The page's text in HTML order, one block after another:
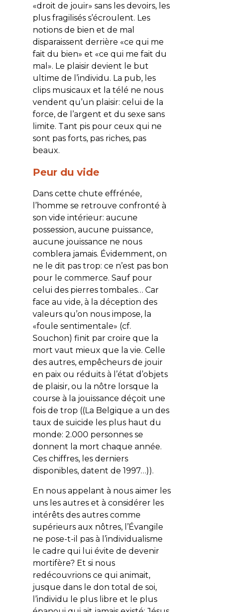
«droit de jouir» sans les devoirs, les
plus fragilisés s’écroulent. Les
notions de bien et de mal
disparaissent derrière «ce qui me
fait du bien» et «ce qui me fait du
mal». Le plaisir devient le but
ultime de l’individu. La pub, les
clips musicaux et la télé ne nous
vendent qu’un plaisir: celui de la
force, de l’argent et du sexe sans
limite. Tant pis pour ceux qui ne
sont pas forts, pas riches, pas
beaux.
Peur du vide
Dans cette chute effrénée,
l’homme se retrouve confronté à
son vide intérieur: aucune
possession, aucune puissance,
aucune jouissance ne nous
comblera jamais. Évidemment, on
ne le dit pas trop: ce n’est pas bon
pour le commerce. Sauf pour
celui des pierres tombales… Car
face au vide, à la déception des
valeurs qu’on nous impose, la
«foule sentimentale» (cf.
Souchon) finit par croire que la
mort vaut mieux que la vie. Celle
des autres, empêcheurs de jouir
en paix ou réduits à l’état d’objets
de plaisir, ou la nôtre lorsque la
course à la jouissance déçoit une
fois de trop ((La Belgique a un des
taux de suicide les plus haut du
monde: 2.000 personnes se
donnent la mort chaque année.
Ces chiffres, les derniers
disponibles, datent de 1997…)).
En nous appelant à nous aimer les
uns les autres et à considérer les
intérêts des autres comme
supérieurs aux nôtres, l’Évangile
ne pose-t-il pas à l’individualisme
le cadre qui lui évite de devenir
mortifère? Et si nous
redécouvrions ce qui animait,
jusque dans le don total de soi,
l’individu le plus libre et le plus